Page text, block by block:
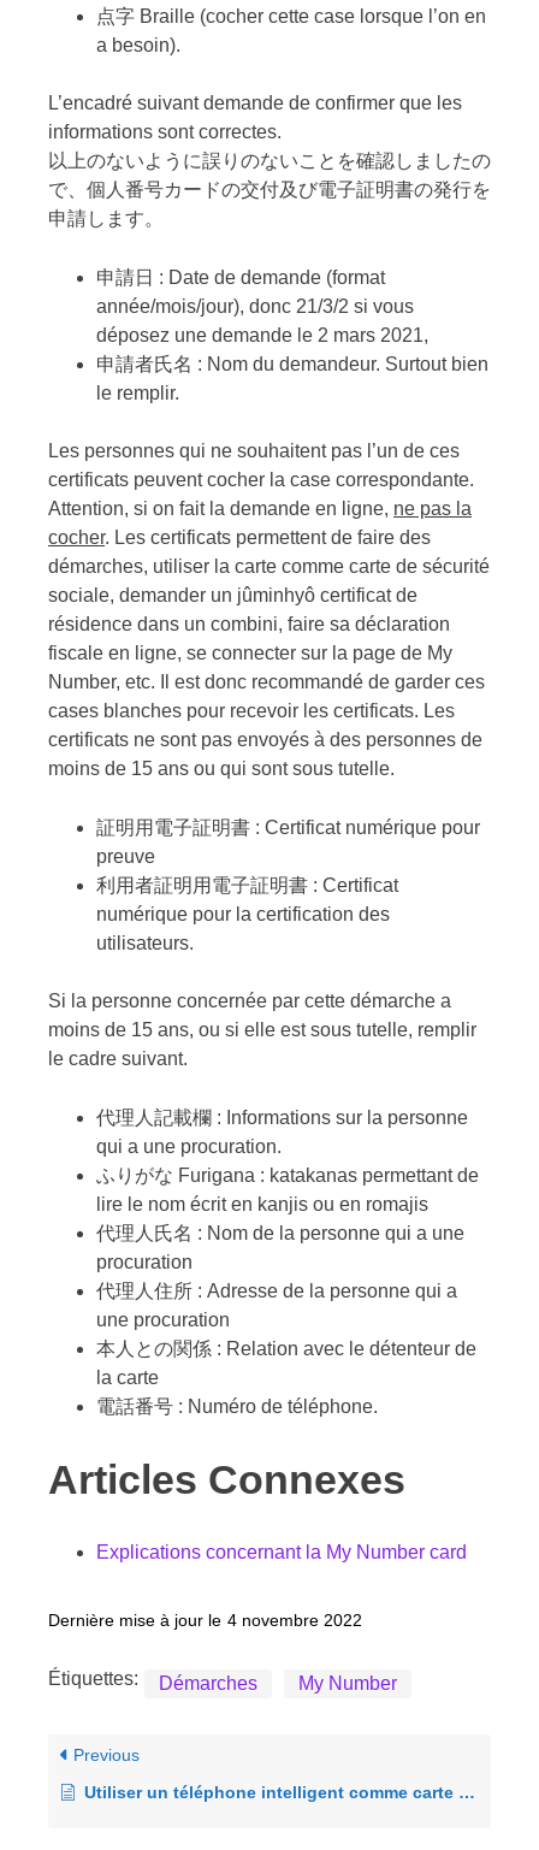
点字 Braille (cocher cette case lorsque l’on en
a besoin).
L’encadré suivant demande de confirmer que les
informations sont correctes.
以上のないように誤りのないことを確認しましたの
で、個人番号カードの交付及び電子証明書の発行を
申請します。
申請日 : Date de demande (format
année/mois/jour), donc 21/3/2 si vous
déposez une demande le 2 mars 2021,
申請者氏名 : Nom du demandeur. Surtout bien
le remplir.
Les personnes qui ne souhaitent pas l’un de ces
certificats peuvent cocher la case correspondante.
Attention, si on fait la demande en ligne, ne pas la
cocher. Les certificats permettent de faire des
démarches, utiliser la carte comme carte de sécurité
sociale, demander un jûminhyô certificat de
résidence dans un combini, faire sa déclaration
fiscale en ligne, se connecter sur la page de My
Number, etc. Il est donc recommandé de garder ces
cases blanches pour recevoir les certificats. Les
certificats ne sont pas envoyés à des personnes de
moins de 15 ans ou qui sont sous tutelle.
証明用電子証明書 : Certificat numérique pour
preuve
利用者証明用電子証明書 : Certificat
numérique pour la certification des
utilisateurs.
Si la personne concernée par cette démarche a
moins de 15 ans, ou si elle est sous tutelle, remplir
le cadre suivant.
代理人記載欄 : Informations sur la personne
qui a une procuration.
ふりがな Furigana : katakanas permettant de
lire le nom écrit en kanjis ou en romajis
代理人氏名 : Nom de la personne qui a une
procuration
代理人住所 : Adresse de la personne qui a
une procuration
本人との関係 : Relation avec le détenteur de
la carte
電話番号 : Numéro de téléphone.
Articles Connexes
Explications concernant la My Number card
Dernière mise à jour le 4 novembre 2022
Étiquettes: Démarches My Number
Previous
Utiliser un téléphone intelligent comme carte Myna Santé